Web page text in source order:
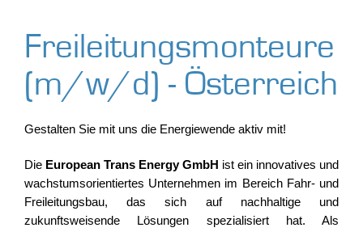
Freileitungsmonteure
(m/w/d) - Österreich
Gestalten Sie mit uns die Energiewende aktiv mit!
Die European Trans Energy GmbH ist ein innovatives und
wachstumsorientiertes Unternehmen im Bereich Fahr- und
Freileitungsbau, das sich auf nachhaltige und
zukunftsweisende Lösungen spezialisiert hat. Als